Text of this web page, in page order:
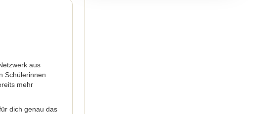
aus
Schülerinnen
mehr
dich genau das